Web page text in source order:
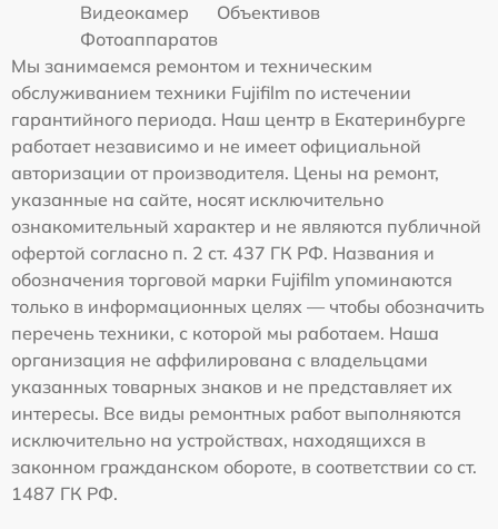
Видеокамер
Объективов
Фотоаппаратов
Мы занимаемся ремонтом и техническим
обслуживанием техники Fujifilm по истечении
гарантийного периода. Наш центр в Екатеринбурге
работает независимо и не имеет официальной
авторизации от производителя. Цены на ремонт,
указанные на сайте, носят исключительно
ознакомительный характер и не являются публичной
офертой согласно п. 2 ст. 437 ГК РФ. Названия и
обозначения торговой марки Fujifilm упоминаются
только в информационных целях — чтобы обозначить
перечень техники, с которой мы работаем. Наша
организация не аффилирована с владельцами
указанных товарных знаков и не представляет их
интересы. Все виды ремонтных работ выполняются
исключительно на устройствах, находящихся в
законном гражданском обороте, в соответствии со ст.
1487 ГК РФ.